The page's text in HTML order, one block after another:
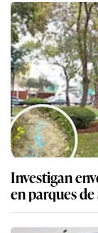
Investigan
en parques